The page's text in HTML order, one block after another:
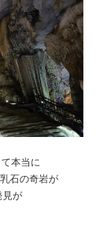
本当に
石の奇岩が
見が